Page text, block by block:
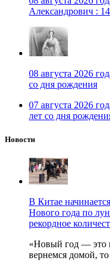
Александрович :
08 августа 2026
со дня рождения
07 августа 2026
лет со дня
Новости
В Китае
Нового года по
рекордное
«Новый год — это
вернемся домой,